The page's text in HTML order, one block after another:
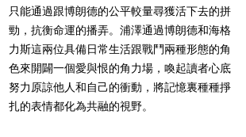
只能通過跟博朗德的公平較量尋獲活下去的拼
勁，抗衡命運的播弄。浦澤通過博朗德和海格
力斯這兩位具備日常生活跟戰鬥兩種形態的角
色來開闢一個愛與恨的角力場，喚起讀者心底
努力原諒他人和自己的衝動，將記憶裏種種掙
扎的表情都化為共融的視野。